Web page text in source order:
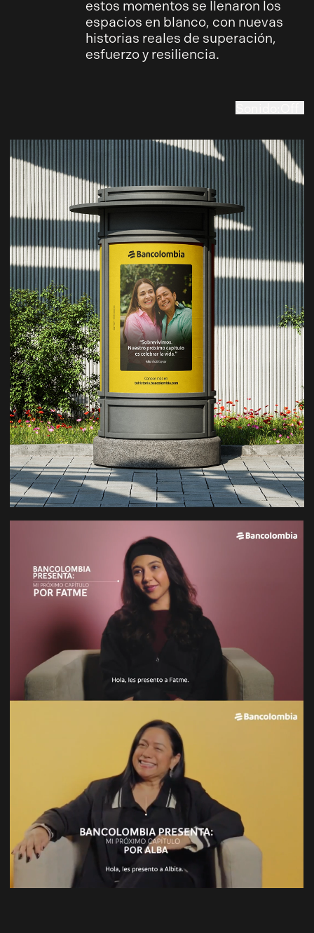
estos momentos se llenaron los
espacios en blanco, con nuevas
historias reales de superación,
esfuerzo y resiliencia.